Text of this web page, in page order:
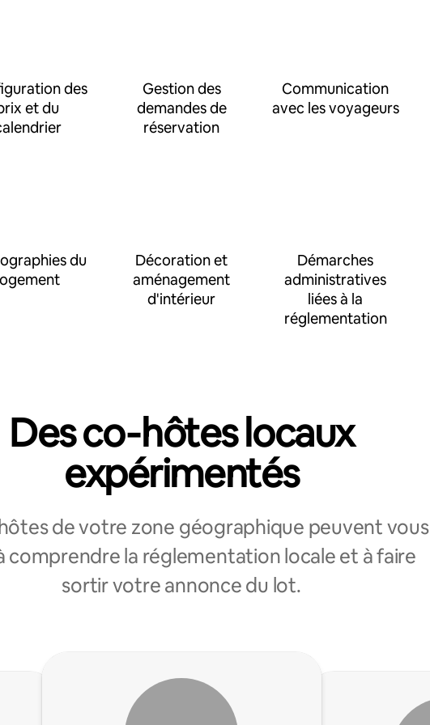
des
et du
Gestion des
demandes de
réservation
Communication
avec les voyageurs
du
Décoration et
aménagement
d'intérieur
Démarches
administratives
liées à la
réglementation
Des co‑hôtes locaux
expérimentés
de votre zone géographique peuvent vous
comprendre la réglementation locale et à faire
sortir votre annonce du lot.